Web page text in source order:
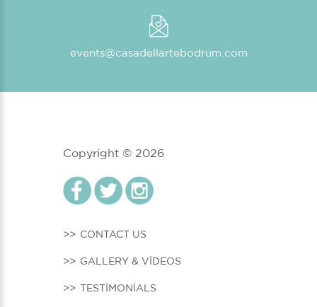
events@casadellartebodrum.com
Copyright © 2026
CONTACT US
GALLERY & VIDEOS
TESTIMONIALS